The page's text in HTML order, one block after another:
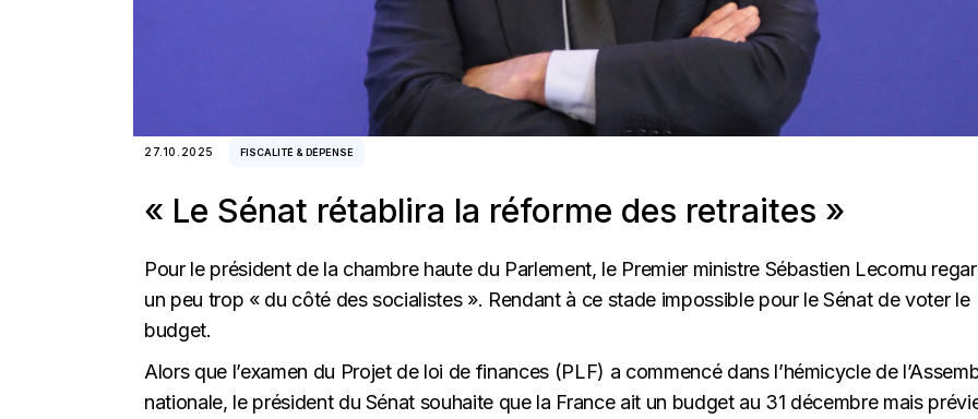
27.10.2025 FISCALITÉ & DÉPENSE
« Le Sénat rétablira la réforme des retraites »
Pour le président de la chambre haute du Parlement, le Premier ministre Sébastien Lecornu
un peu trop « du côté des socialistes ». Rendant à ce stade impossible pour le Sénat de voter le
budget.
Alors que l’examen du Projet de loi de finances (PLF) a commencé dans l’hémicycle de
nationale, le président du Sénat souhaite que la France ait un budget au 31 décembre mais